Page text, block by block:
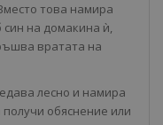
това намира
син на домакина ѝ,
вратата на
лесно и намира
обяснение или